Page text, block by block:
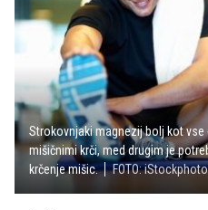
Strokovnjaki magnezij bolj kot
mišičnimi krči, med drugim je
krčenje mišic.
FOTO: iStockphoto